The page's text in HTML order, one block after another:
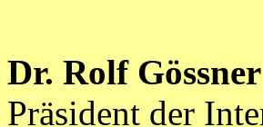
Dr. Rolf Gössner
Präsident der